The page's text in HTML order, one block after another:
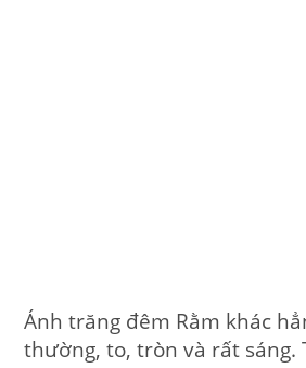
Ánh trăng đêm Rằm khác
thường, to, tròn và rất sáng.